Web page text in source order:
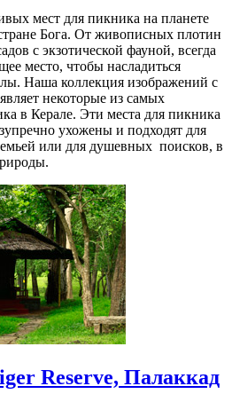
мест для пикника на планете
Бога. От живописных плотин
с экзотической фауной, всегда
место, чтобы насладиться
Наша коллекция изображений с
некоторые из самых
в Керале. Эти места для пикника
ухожены и подходят для
или для душевных поисков, в
Reserve, Палаккад